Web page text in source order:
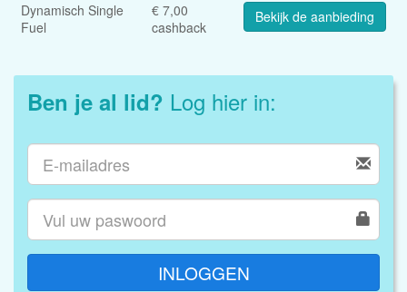
Dynamisch Single
Fuel
€ 7,00
cashback
Bekijk de aanbieding
Ben je al lid? Log hier in:
INLOGGEN